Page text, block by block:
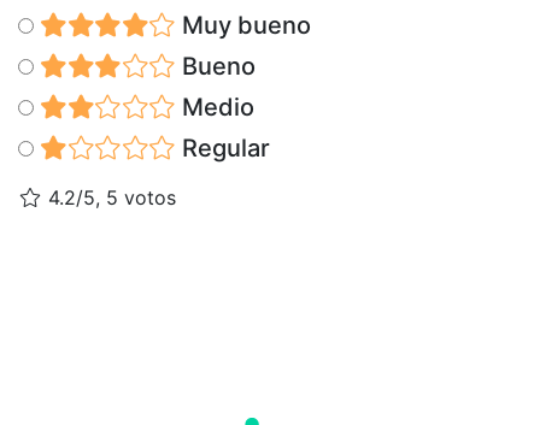
Muy bueno
Bueno
Medio
Regular
4.2/5, 5 votos